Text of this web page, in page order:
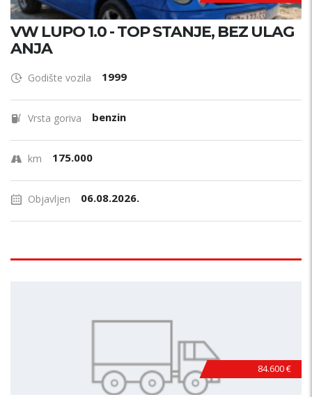
VW LUPO 1.0 - TOP STANJE, BEZ ULAG
ANJA
Godište vozila 1999
Vrsta goriva benzin
km 175.000
Objavljen 06.08.2026.
84.600 €